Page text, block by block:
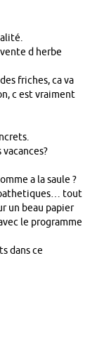
d herbe
friches, ca va
c est vraiment
a la saule ?
pathetiques… tout
un beau papier
le programme
dans ce